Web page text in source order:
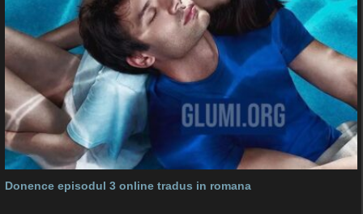
Donence episodul 3 online tradus in romana